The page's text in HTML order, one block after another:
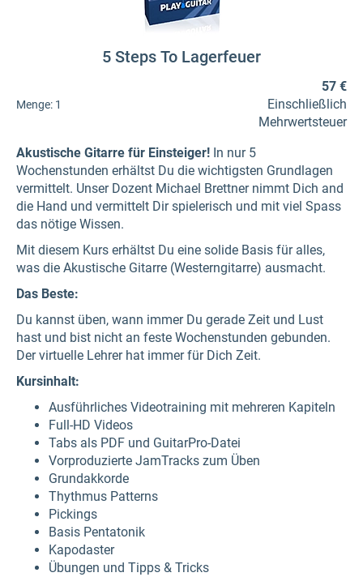
5 Steps To Lagerfeuer
Menge: 1
57 €
Einschließlich
Mehrwertsteuer
Akustische Gitarre für Einsteiger! In nur 5
Wochenstunden erhältst Du die wichtigsten Grundlagen
vermittelt. Unser Dozent Michael Brettner nimmt Dich and
die Hand und vermittelt Dir spielerisch und mit viel Spass
das nötige Wissen.
Mit diesem Kurs erhältst Du eine solide Basis für alles,
was die Akustische Gitarre (Westerngitarre) ausmacht.
Das Beste:
Du kannst üben, wann immer Du gerade Zeit und Lust
hast und bist nicht an feste Wochenstunden gebunden.
Der virtuelle Lehrer hat immer für Dich Zeit.
Kursinhalt:
Ausführliches Videotraining mit mehreren Kapiteln
Full-HD Videos
Tabs als PDF und GuitarPro-Datei
Vorproduzierte JamTracks zum Üben
Grundakkorde
Thythmus Patterns
Pickings
Basis Pentatonik
Kapodaster
Übungen und Tipps & Tricks